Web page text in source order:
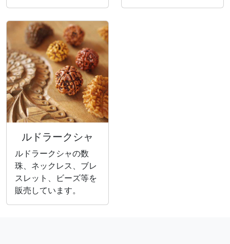
ルドラークシャ
ルドラークシャの数
珠、ネックレス、ブレ
スレット、ビーズ等を
販売しています。